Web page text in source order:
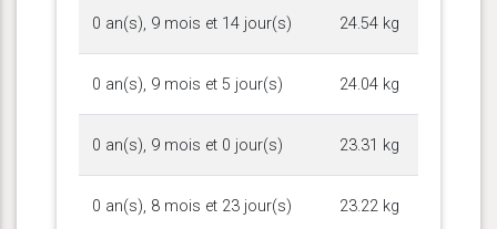
0 an(s), 9 mois et 14 jour(s) 24.54 kg
0 an(s), 9 mois et 5 jour(s) 24.04 kg
0 an(s), 9 mois et 0 jour(s) 23.31 kg
0 an(s), 8 mois et 23 jour(s) 23.22 kg